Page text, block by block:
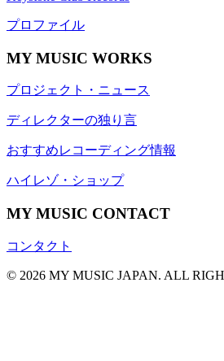
プロファイル
MY MUSIC WORKS
プロジェクト・ニュース
ディレクターの独り言
おすすめレコーディング情報
ハイレゾ・ショップ
MY MUSIC CONTACT
コンタクト
© 2026 MY MUSIC JAPAN. ALL